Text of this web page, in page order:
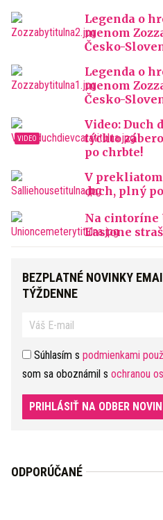
Legenda o
menom
Česko-
Legenda o
menom
Česko-
Video: Duch
týchto
po chrbte!
V prekliatom
duch, plný
Na cintoríne
Eastone
BEZPLATNÉ NOVINKY
TÝŽDENNE
Súhlasím s podmienkami
som sa oboznámil s ochranou
PRIHLÁSIŤ NA ODBER
ODPORÚČANÉ